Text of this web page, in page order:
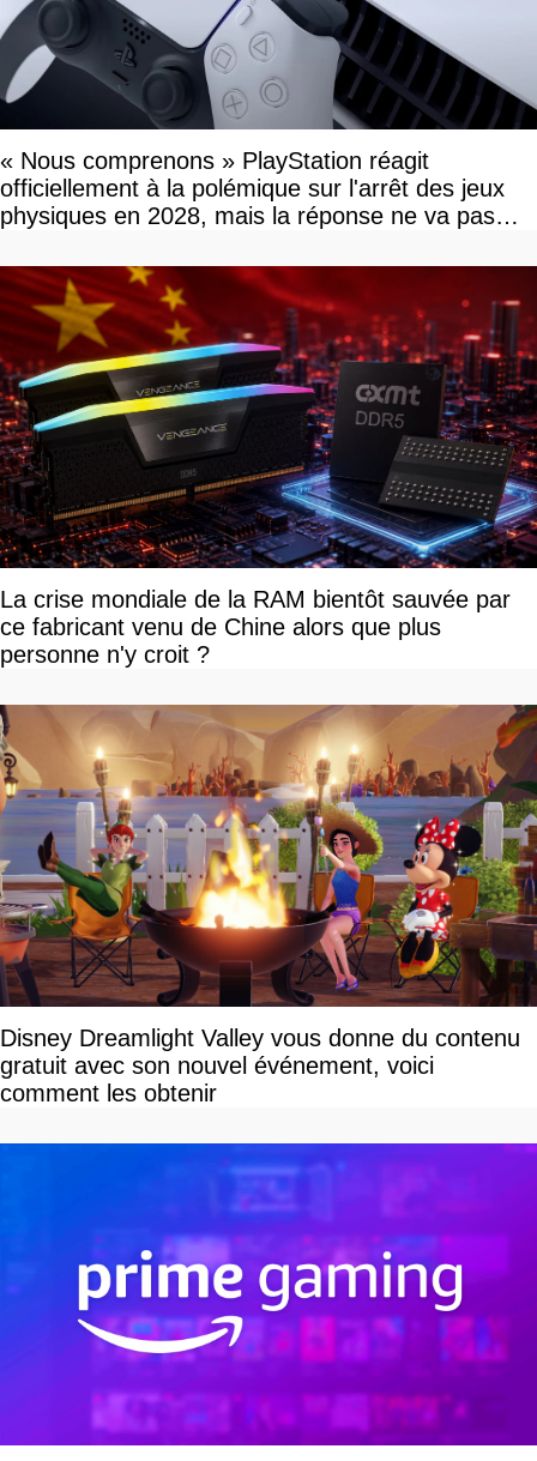
« Nous comprenons » PlayStation réagit
officiellement à la polémique sur l'arrêt des jeux
physiques en 2028, mais la réponse ne va pas
La crise mondiale de la RAM bientôt sauvée par
ce fabricant venu de Chine alors que plus
personne n'y croit ?
Disney Dreamlight Valley vous donne du contenu
gratuit avec son nouvel événement, voici
comment les obtenir